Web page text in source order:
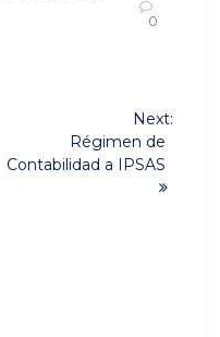
0
Next:
post:
Régimen de
Contabilidad a IPSAS